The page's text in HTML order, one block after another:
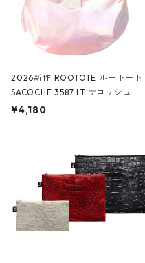
2026新作 ROOTOTE ルートート
SACOCHE 3587 LT.サコッシュ.ル
ミエ-B ショルダーバッグ グロスピ
¥4,180